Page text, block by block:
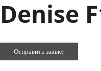
Denise
Отправить заявку